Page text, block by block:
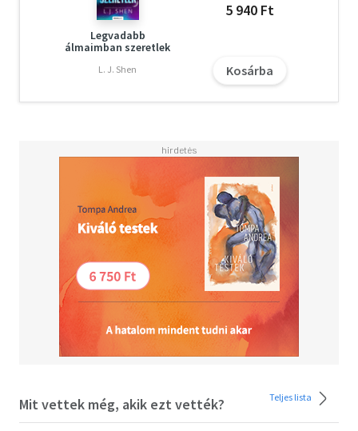
Legvadabb
álmaimban szeretlek
L. J. Shen
5 940 Ft
Kosárba
Mit vettek még, akik ezt vették? Teljes lista